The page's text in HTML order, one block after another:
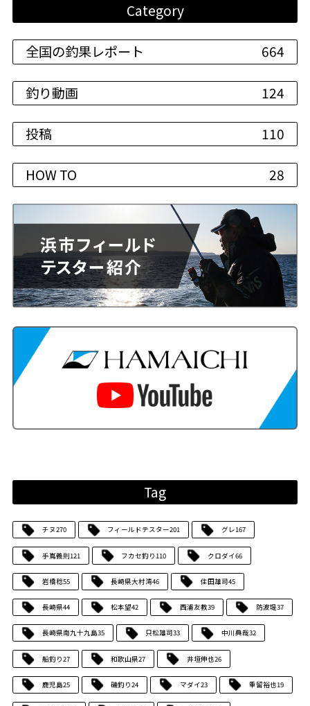
Category
全国の釣果レポート 664
釣り動画 124
投稿 110
HOW TO 28
Tag
チヌ270 フィールドテスター201 グレ167
手嶌義則121 フカセ釣り 110 クロダイ66
岩橋稔55 長崎県大村湾46 住田雄司45
長崎県44 松本望42 西浦友教39 防波堤37
長崎県南九十九島35 只松雄司33 中川典哉32
船釣り27 和歌山県27 井垣伸也26
鹿児島25 磯釣り24 マダイ23 重留裕也19